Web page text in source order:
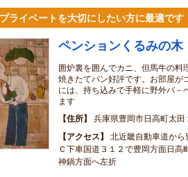
ライベートを大切にしたい方に最適です
ペンションくるみの木
囲炉裏を囲んでカニ、但馬牛の料
焼きたてパン好評です。お部屋が
には、持ち込みで手軽に野外バ－
ます
住所
兵庫県豊岡市日高町太田
アクセス
北近畿自動車道か
Ｃ下車国道３１２で豊岡方面日高
神鍋方面へ左折